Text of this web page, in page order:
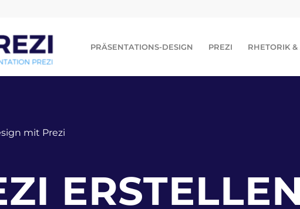
PRÄSENTATIONS-DESIGN PREZI RHETORIK &
mit Prezi